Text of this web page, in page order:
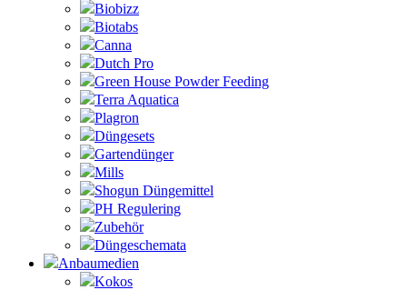
Biobizz
Biotabs
Canna
Dutch Pro
Green House Powder Feeding
Terra Aquatica
Plagron
Düngesets
Gartendünger
Mills
Shogun Düngemittel
PH Regulering
Zubehör
Düngeschemata
Anbaumedien
Kokos